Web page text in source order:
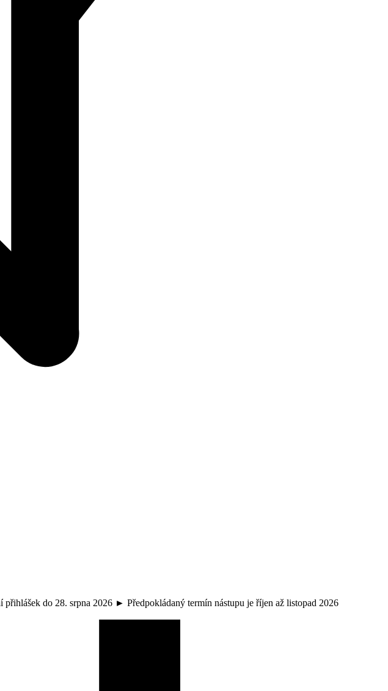
do 28. srpna 2026 ► Předpokládaný termín nástupu je říjen až listopad 2026